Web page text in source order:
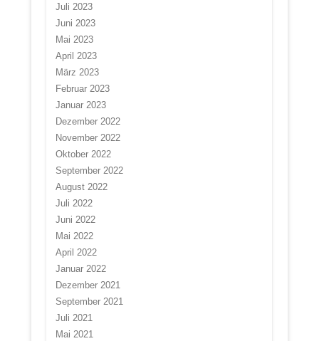
Juli 2023
Juni 2023
Mai 2023
April 2023
März 2023
Februar 2023
Januar 2023
Dezember 2022
November 2022
Oktober 2022
September 2022
August 2022
Juli 2022
Juni 2022
Mai 2022
April 2022
Januar 2022
Dezember 2021
September 2021
Juli 2021
Mai 2021